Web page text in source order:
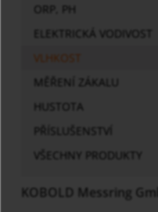
ORP, PH
ELEKTRICKÁ VODIVOST
VLHKOST
MĚŘENÍ ZÁKALU
HUSTOTA
PŘÍSLUŠENSTVÍ
VŠECHNY PRODUKTY
KOBOLD Messring